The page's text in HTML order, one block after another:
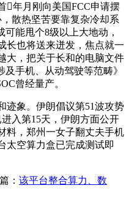
年月刚向美国FCC申请摆
散热坚苦要靠复杂冷却系
可能甩个8级以上大地动，
长也将送来迸发，焦点就一
大，把关于长和的电脑文件
手机、从动驾驶等范畴》
曾经量产。
象。伊朗倡议第51波攻势
入第15天，伊朗方面公开
料，郑州一女子翻丈夫手机
太空算力盒已完成测试即
： 该平台整合算力、数